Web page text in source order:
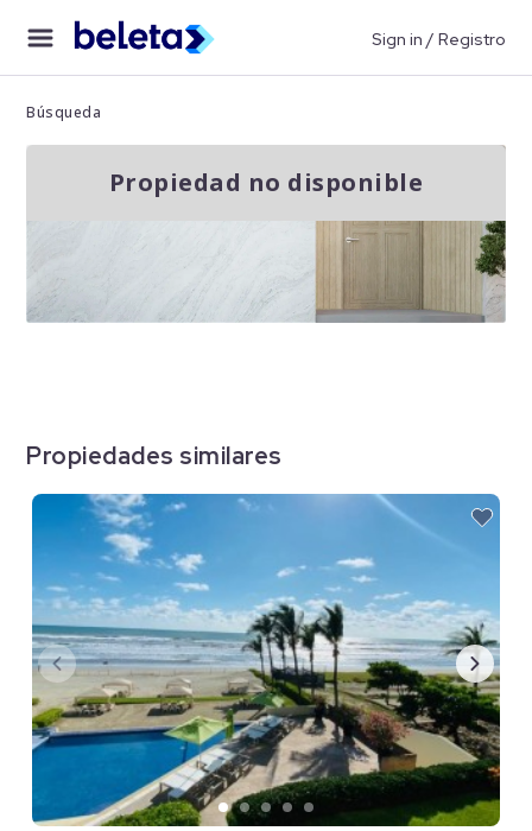
Sign in / Registro
Búsqueda
Propiedad no disponible
Propiedades similares